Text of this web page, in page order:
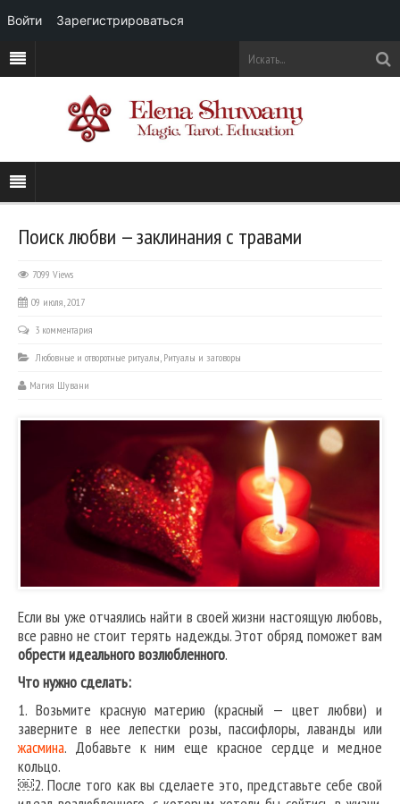
Поиск любви — заклинания с травами
7099 Views
09 июля, 2017
3 комментария
Любовные и отворотные ритуалы, Ритуалы и заговоры
Магия Шувани
Если вы уже отчаялись найти в своей жизни настоящую любовь,
все равно не стоит терять надежды. Этот обряд поможет вам
обрестиидеального возлюбленного.
Что нужно сделать:
1. Возьмите красную материю (красный — цвет любви) и
заверните в нее лепестки розы, пассифлоры, лаванды или
жасмина. Добавьте к ним еще красное сердце и медное
кольцо.
￼2. После того как вы сделаете это, представьте себе свой
Войти Зарегистрироваться